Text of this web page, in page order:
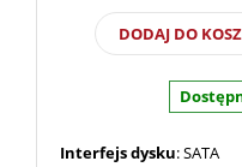
DODAJ DO
Interfejs dysku: SATA